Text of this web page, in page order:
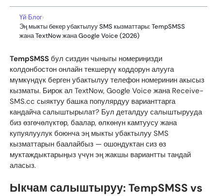
Үй›Блог›
Эң мыкты бекер убактылуу SMS кызматтары: TempSMSS
жана TextNow жана Google Voice (2026)
TempSMSS бул сиздин чыныгы номериңизди
колдонбостон онлайн текшерүү коддорун алууга
мүмкүндүк берген убактылуу телефон номеринин акысыз
кызматы. Бирок ал TextNow, Google Voice жана Receive-
SMS.cc сыяктуу башка популярдуу варианттарга
кандайча салыштырылат? Бул деталдуу салыштырууда
биз өзгөчөлүктөр, баалар, өлкөнүн камтуусу жана
купуялуулук боюнча эң мыкты убактылуу SMS
кызматтарын баалайбыз — ошондуктан сиз өз
муктаждыктарыңыз үчүн эң жакшы вариантты тандай
аласыз.
Ыкчам салыштыруу: TempSMSS vs